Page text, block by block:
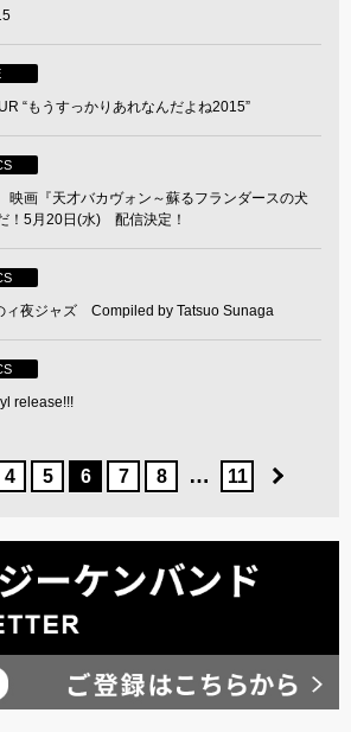
“もうすっかりあれなんだよね2015”
映画『天才バカヴォン～蘇るフランダースの犬
！5月20日(水) 配信決定！
ィ夜ジャズ Compiled by Tatsuo Sunaga
release!!!
4 5 6 7 8 … 11